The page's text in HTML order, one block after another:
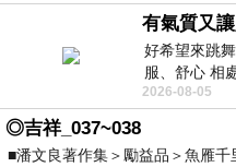
有氣質又
好希望來跳
服、舒心 相
哪個位子 妳
2026-08-05
◎吉祥_037~038
■潘文良著作集＞勵益品＞魚雁